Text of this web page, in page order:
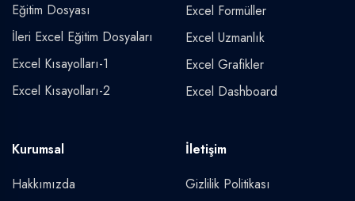
Eğitim Dosyası
İleri Excel Eğitim Dosyaları
Excel Kısayolları-1
Excel Kısayolları-2
Excel Formüller
Excel Uzmanlık
Excel Grafikler
Excel Dashboard
Kurumsal
Hakkımızda
İletişim
Gizlilik Politikası